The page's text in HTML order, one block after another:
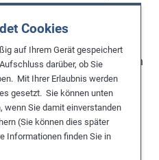
Cookies
auf Ihrem Gerät gespeichert
darüber, ob Sie
Mit Ihrer Erlaubnis werden
gesetzt. Sie können unten
wenn Sie damit einverstanden
(Sie können dies später
Informationen finden Sie in
(2022)und
Parlament außerdem ein
und
die Europäische
zu